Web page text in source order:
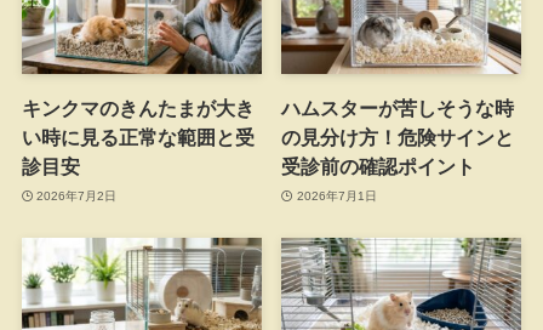
キンクマのきんたまが大き
い時に見る正常な範囲と受
診目安
2026年7月2日
ハムスターが苦しそうな時
の見分け方！危険サインと
受診前の確認ポイント
2026年7月1日